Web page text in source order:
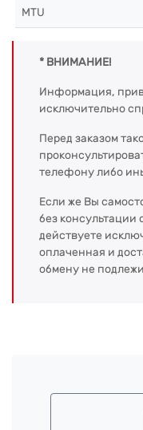
MTU
* ВНИМАНИЕ!
Информация,
исключительно
Перед заказом
телефону либо
Если же Вы
без консультации
действуете
оплаченная и
обмену не